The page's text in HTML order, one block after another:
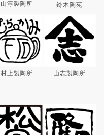
山淳製陶所 鈴木陶苑
村上製陶所 山志製陶所